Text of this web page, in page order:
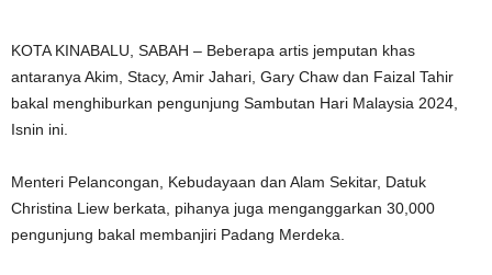
KOTA KINABALU, SABAH – Beberapa artis jemputan khas
antaranya Akim, Stacy, Amir Jahari, Gary Chaw dan Faizal Tahir
bakal menghiburkan pengunjung Sambutan Hari Malaysia 2024,
Isnin ini.
Menteri Pelancongan, Kebudayaan dan Alam Sekitar, Datuk
Christina Liew berkata, pihanya juga menganggarkan 30,000
pengunjung bakal membanjiri Padang Merdeka.